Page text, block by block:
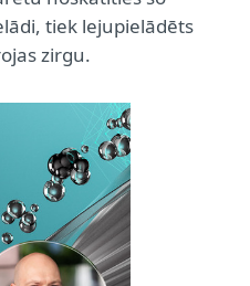
tiek lejupielādēts
zirgu.